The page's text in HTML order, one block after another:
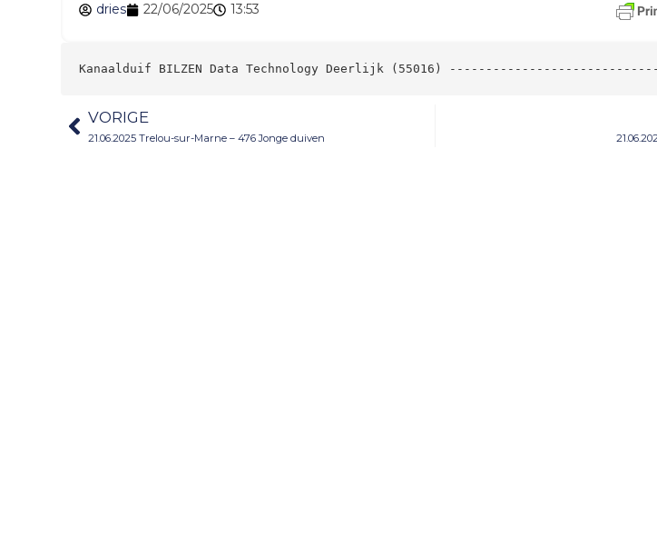
dries 22/06/2025 13:53
Kanaalduif BILZEN Data Technology Deerlijk (55016)
VORIGE
21.06.2025 Trelou-sur-Marne – 476 Jonge duiven